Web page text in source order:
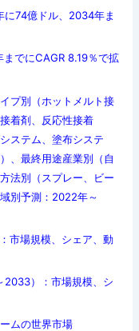
に74億ドル、2034年ま
でにCAGR 8.19％で拡
プ別（ホットメルト接
着剤、反応性接着
ステム、塗布システ
、最終用途産業別（自
法別（スプレー、ビー
別予測：2022年～
市場規模、シェア、動
2033）：市場規模、シ
ムの世界市場